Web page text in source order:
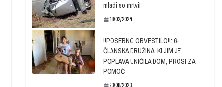
mladi so mrtvi!
18/02/2024
!!POSEBNO OBVESTILO!!: 6-
ČLANSKA DRUŽINA, KI JIM JE
POPLAVA UNIČILA DOM, PROSI ZA
POMOČ
23/08/2023